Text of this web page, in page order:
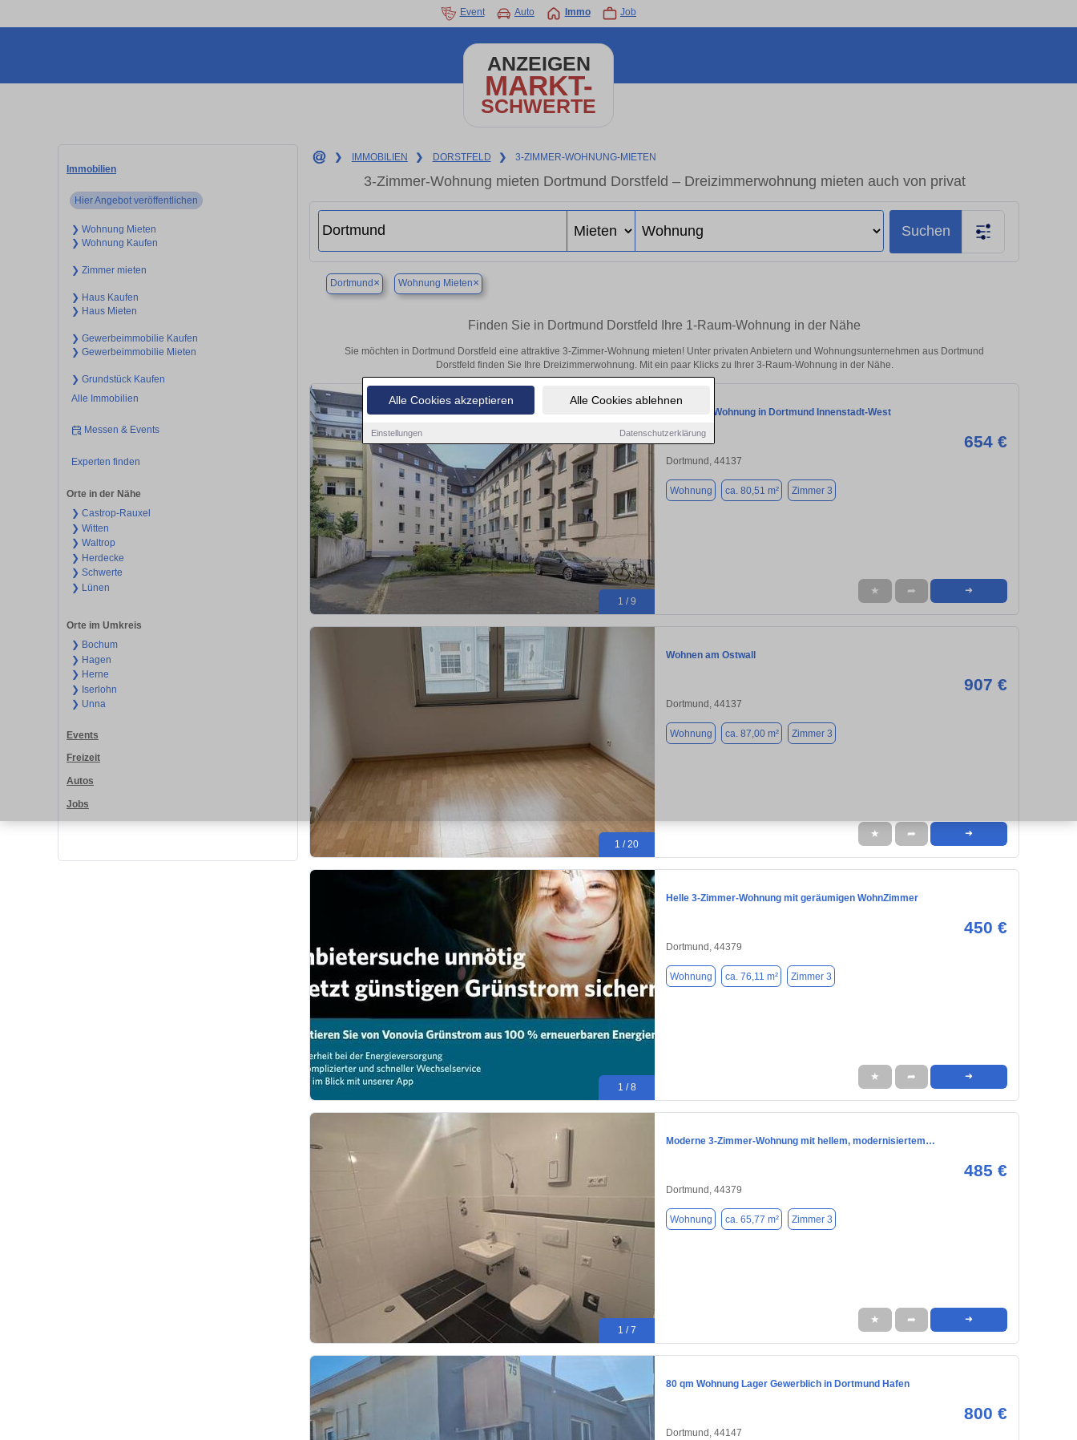
Alle Cookies akzeptieren Alle Cookies ablehnen
Einstellungen Datenschutzerklärung
Event Auto Immo Job
ANZEIGEN
MARKT-
SCHWERTE
Immobilien
Hier Angebot veröffentlichen
❯ Wohnung Mieten
❯ Wohnung Kaufen
❯ Zimmer mieten
❯ Haus Kaufen
❯ Haus Mieten
❯ Gewerbeimmobilie Kaufen
❯ Gewerbeimmobilie Mieten
❯ Grundstück Kaufen
Alle Immobilien
Messen & Events
Experten finden
Orte in der Nähe
❯ Castrop-Rauxel
❯ Witten
❯ Waltrop
❯ Herdecke
❯ Schwerte
❯ Lünen
Orte im Umkreis
❯ Bochum
❯ Hagen
❯ Herne
❯ Iserlohn
❯ Unna
Events
Freizeit
Autos
Jobs
❯ IMMOBILIEN ❯ DORSTFELD ❯ 3-ZIMMER-WOHNUNG-MIETEN
3-Zimmer-Wohnung mieten Dortmund Dorstfeld – Dreizimmerwohnung mieten auch von privat
Suchen
Dortmund × Wohnung Mieten×
Finden Sie in Dortmund Dorstfeld Ihre 1-Raum-Wohnung in der Nähe
Sie möchten in Dortmund Dorstfeld eine attraktive 3-Zimmer-Wohnung mieten! Unter privaten Anbietern und Wohnungsunternehmen aus Dortmund
Dorstfeld finden Sie Ihre Dreizimmerwohnung. Mit ein paar Klicks zu Ihrer 3-Raum-Wohnung in der Nähe.
1 / 9
3-Zimmer-Wohnung in Dortmund Innenstadt-West
654 €
Dortmund, 44137
Wohnung ca. 80,51 m² Zimmer 3
★ ➦ ➜
1 / 20
Wohnen am Ostwall
907 €
Dortmund, 44137
Wohnung ca. 87,00 m² Zimmer 3
★ ➦ ➜
1 / 8
Helle 3-Zimmer-Wohnung mit geräumigen WohnZimmer
450 €
Dortmund, 44379
Wohnung ca. 76,11 m² Zimmer 3
★ ➦ ➜
1 / 7
Moderne 3-Zimmer-Wohnung mit hellem, modernisiertem…
485 €
Dortmund, 44379
Wohnung ca. 65,77 m² Zimmer 3
★ ➦ ➜
80 qm Wohnung Lager Gewerblich in Dortmund Hafen
800 €
Dortmund, 44147